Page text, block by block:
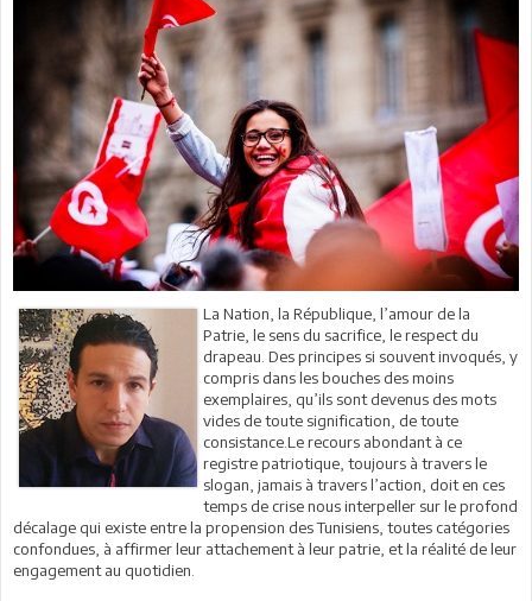
La Nation, la République, l’amour de la
Patrie, le sens du sacrifice, le respect du
drapeau. Des principes si souvent invoqués, y
compris dans les bouches des moins
exemplaires, qu’ils sont devenus des mots
vides de toute signification, de toute
consistance.Le recours abondant à ce
registre patriotique, toujours à travers le
slogan, jamais à travers l’action, doit en ces
temps de crise nous interpeller sur le profond
décalage qui existe entre la propension des Tunisiens, toutes catégories
confondues, à affirmer leur attachement à leur patrie, et la réalité de leur
engagement au quotidien.